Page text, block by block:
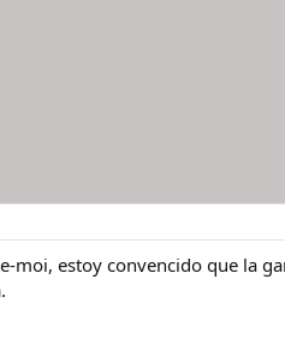
moi, estoy convencido que la